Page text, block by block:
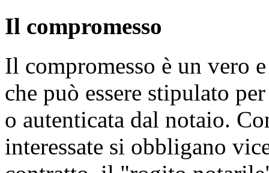
Il compromesso
Il compromesso è un vero
che può essere stipulato
o autenticata dal notaio.
interessate si obbligano